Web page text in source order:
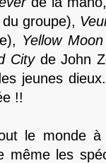
groupe),
Yellow Moon
Cityde John
jeunes
!!
le monde
même les